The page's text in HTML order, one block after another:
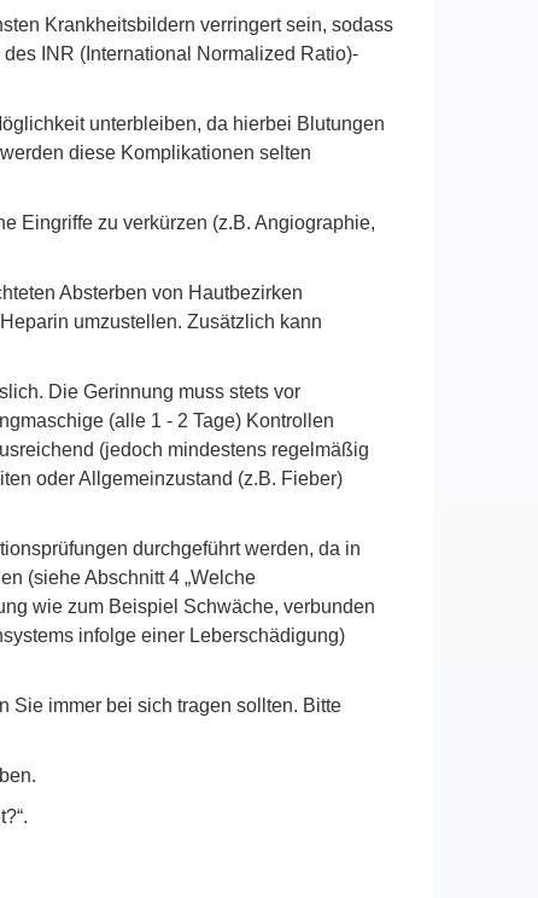
Krankheitsbildern verringert sein, sodass
INR (International Normalized Ratio)-
unterbleiben, da hierbei Blutungen
diese Komplikationen selten
Eingriffe zu verkürzen (z.B. Angiographie,
Absterben von Hautbezirken
umzustellen. Zusätzlich kann
Die Gerinnung muss stets vor
(alle 1 - 2 Tage) Kontrollen
(jedoch mindestens regelmäßig
oder Allgemeinzustand (z.B. Fieber)
durchgeführt werden, da in
(siehe Abschnitt 4 „Welche
wie zum Beispiel Schwäche, verbunden
infolge einer Leberschädigung)
Sie immer bei sich tragen sollten. Bitte